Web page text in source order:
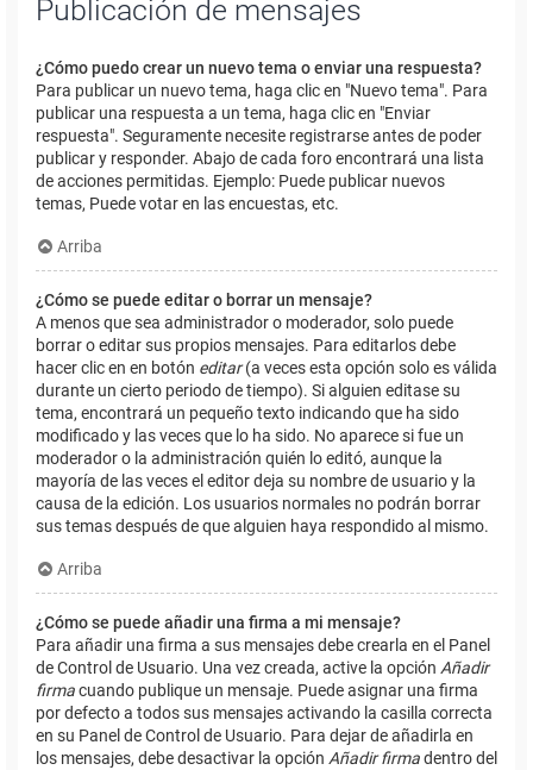
Publicación de mensajes
¿Cómo puedo crear un nuevo tema o enviar una respuesta?
Para publicar un nuevo tema, haga clic en "Nuevo tema". Para
publicar una respuesta a un tema, haga clic en "Enviar
respuesta". Seguramente necesite registrarse antes de poder
publicar y responder. Abajo de cada foro encontrará una lista
de acciones permitidas. Ejemplo: Puede publicar nuevos
temas, Puede votar en las encuestas, etc.
Arriba
¿Cómo se puede editar o borrar un mensaje?
A menos que sea administrador o moderador, solo puede
borrar o editar sus propios mensajes. Para editarlos debe
hacer clic en en botón editar(a veces esta opción solo es válida
durante un cierto periodo de tiempo). Si alguien editase su
tema, encontrará un pequeño texto indicando que ha sido
modificado y las veces que lo ha sido. No aparece si fue un
moderador o la administración quién lo editó, aunque la
mayoría de las veces el editor deja su nombre de usuario y la
causa de la edición. Los usuarios normales no podrán borrar
sus temas después de que alguien haya respondido al mismo.
Arriba
¿Cómo se puede añadir una firma a mi mensaje?
Para añadir una firma a sus mensajes debe crearla en el Panel
de Control de Usuario. Una vez creada, active la opción Añadir
firmacuando publique un mensaje. Puede asignar una firma
por defecto a todos sus mensajes activando la casilla correcta
en su Panel de Control de Usuario. Para dejar de añadirla en
los mensajes, debe desactivar la opción Añadir firmadentro del